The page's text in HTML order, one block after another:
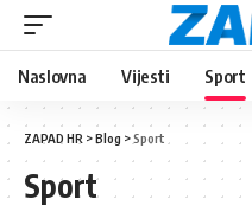
Naslovna Vijesti Sport
ZAPAD HR >Blog >Sport
Sport